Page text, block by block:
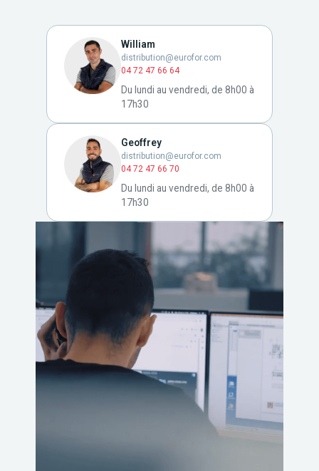
William
distribution@eurofor.com
04 72 47 66 64
Du lundi au vendredi, de 8h00 à
17h30
Geoffrey
distribution@eurofor.com
04 72 47 66 70
Du lundi au vendredi, de 8h00 à
17h30